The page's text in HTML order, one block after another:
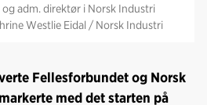
adm. direktør i Norsk Industri
Westlie Eidal / Norsk Industri
Fellesforbundet og Norsk
med det starten på